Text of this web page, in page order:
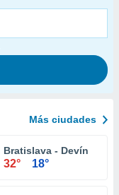
Más ciudades
Bratislava - Devín
32° 18°